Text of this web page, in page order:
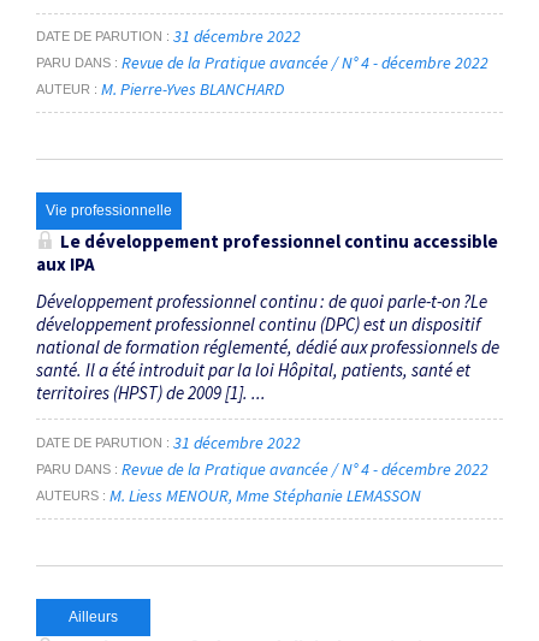
DATE DE PARUTION 31 décembre 2022
PARU DANS Revue de la Pratique avancée / N° 4 - décembre 2022
AUTEUR M. Pierre-Yves BLANCHARD
Vie professionnelle
Le développement professionnel continu accessible
aux IPA
Développement professionnel continu : de quoi parle-t-on ?Le
développement professionnel continu (DPC) est un dispositif
national de formation réglementé, dédié aux professionnels de
santé. Il a été introduit par la loi Hôpital, patients, santé et
territoires (HPST) de 2009 [1]. ...
DATE DE PARUTION 31 décembre 2022
PARU DANS Revue de la Pratique avancée / N° 4 - décembre 2022
AUTEURS M. Liess MENOUR Mme Stéphanie LEMASSON
Ailleurs